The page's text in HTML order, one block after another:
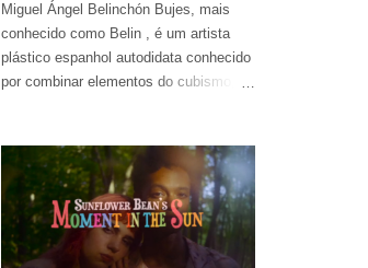
Miguel Ángel Belinchón Bujes, mais
conhecido como Belin , é um artista
plástico espanhol autodidata conhecido
por combinar elementos do cubismo, da
belíssimas pinturas e sua maneira
talentosa de espalhar os códigos do
hiper-realismo entre as paisagens
urbanas. Seus murais, criados apenas
a partir de técnicas de spray, viraram